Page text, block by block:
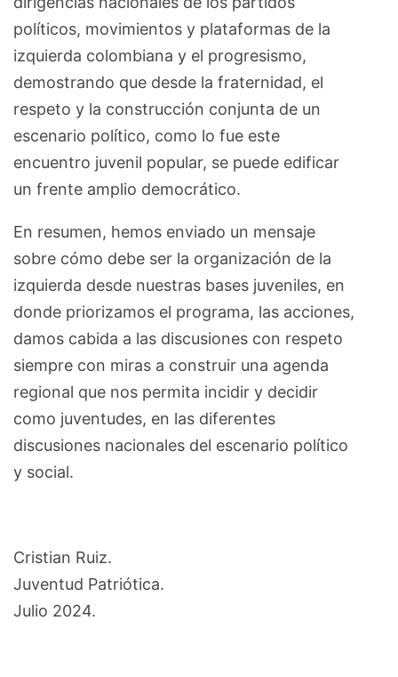
políticos, movimientos y plataformas de la
izquierda colombiana y el progresismo,
demostrando que desde la fraternidad, el
respeto y la construcción conjunta de un
escenario político, como lo fue este
encuentro juvenil popular, se puede edificar
un frente amplio democrático.
En resumen, hemos enviado un mensaje
sobre cómo debe ser la organización de la
izquierda desde nuestras bases juveniles, en
donde priorizamos el programa, las acciones,
damos cabida a las discusiones con respeto
siempre con miras a construir una agenda
regional que nos permita incidir y decidir
como juventudes, en las diferentes
discusiones nacionales del escenario político
y social.
Cristian Ruiz.
Juventud Patriótica.
Julio 2024.